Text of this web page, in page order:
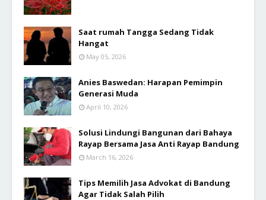
Saat rumah Tangga Sedang Tidak
Hangat
May 05, 2026
Anies Baswedan: Harapan Pemimpin
Generasi Muda
April 10, 2026
Solusi Lindungi Bangunan dari Bahaya
Rayap Bersama Jasa Anti Rayap Bandung
March 16, 2026
Tips Memilih Jasa Advokat di Bandung
Agar Tidak Salah Pilih